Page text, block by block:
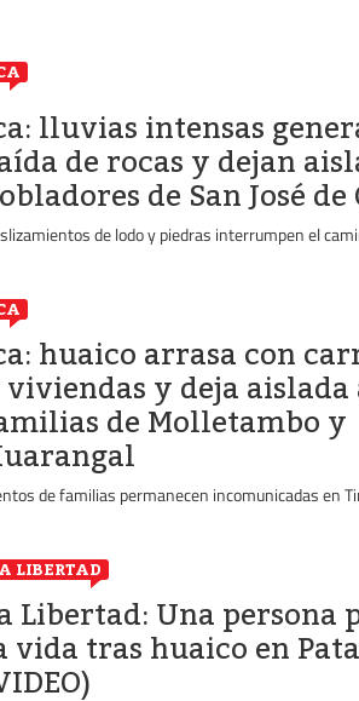
lluvias intensas
de rocas y dejan
de San José de
de lodo y piedras interrumpen el
huaico arrasa con
y deja aislada
de Molletambo y
de familias permanecen incomunicadas en
LIBERTAD
Libertad: Una persona
vida tras huaico en